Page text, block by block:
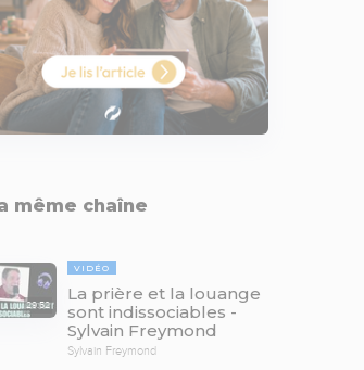
même chaîne
29:52
VIDÉO
La prière et la louange
sont indissociables -
Sylvain Freymond
Sylvain Freymond